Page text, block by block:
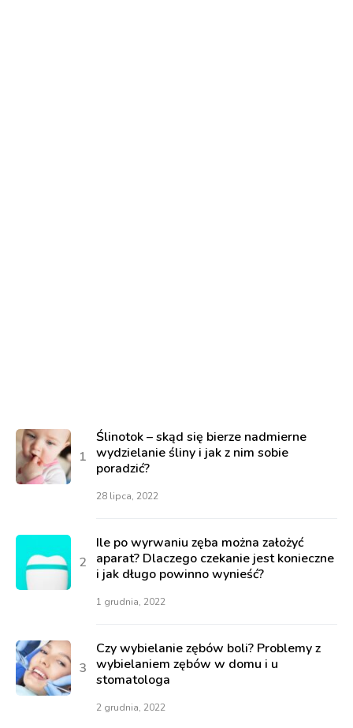
Ślinotok – skąd się bierze nadmierne
wydzielanie śliny i jak z nim sobie
poradzić?
28 lipca, 2022
Ile po wyrwaniu zęba można założyć
aparat? Dlaczego czekanie jest konieczne
i jak długo powinno wynieść?
1 grudnia, 2022
Czy wybielanie zębów boli? Problemy z
wybielaniem zębów w domu i u
stomatologa
2 grudnia, 2022